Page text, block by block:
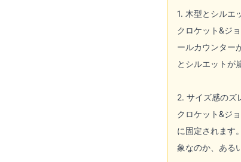
1. 木型とシルエ
クロケット&ジ
ールカウンター
とシルエットが
2. サイズ感のズ
クロケット&ジ
に固定されます
象なのか、ある